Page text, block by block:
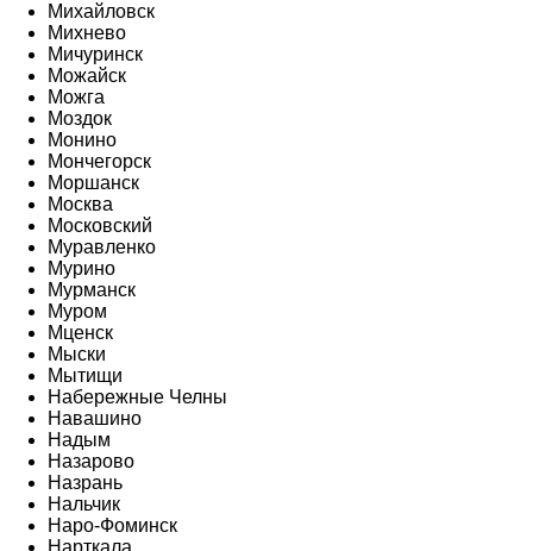
Михайловск
Михнево
Мичуринск
Можайск
Можга
Моздок
Монино
Мончегорск
Моршанск
Москва
Московский
Муравленко
Мурино
Мурманск
Муром
Мценск
Мыски
Мытищи
Набережные Челны
Навашино
Надым
Назарово
Назрань
Нальчик
Наро-Фоминск
Нарткала